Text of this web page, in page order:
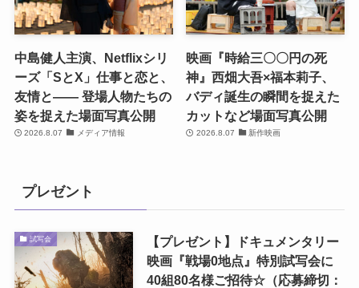
中島健人主演、Netflixシリ
ーズ「SとX」仕事と恋と、
友情と―― 登場人物たちの
姿を捉えた場面写真公開
2026.8.07 メディア情報
映画『時給三〇〇円の死
神』西畑大吾×福本莉子、
バディ誕生の瞬間を捉えた
カットなど場面写真公開
2026.8.07 新作映画
プレゼント
試写会
【プレゼント】ドキュメンタリー
映画『戦場0地点』特別試写会に
40組80名様ご招待☆（応募締切：